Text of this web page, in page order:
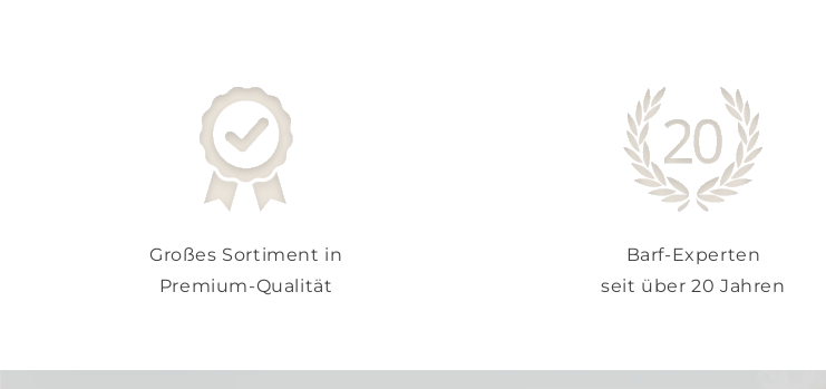
Großes Sortiment in
Premium-Qualität
Barf-Experten
seit über 20 Jahren